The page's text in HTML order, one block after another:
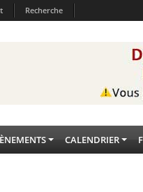
Recherche
CALENDRIER